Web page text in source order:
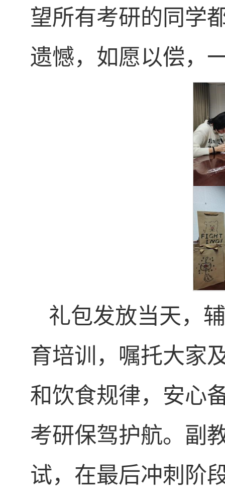
望所有考研的同学
遗憾，如愿以偿，
礼包发放当天，
育培训，嘱托大家
和饮食规律，安心
考研保驾护航。副
试，在最后冲刺阶